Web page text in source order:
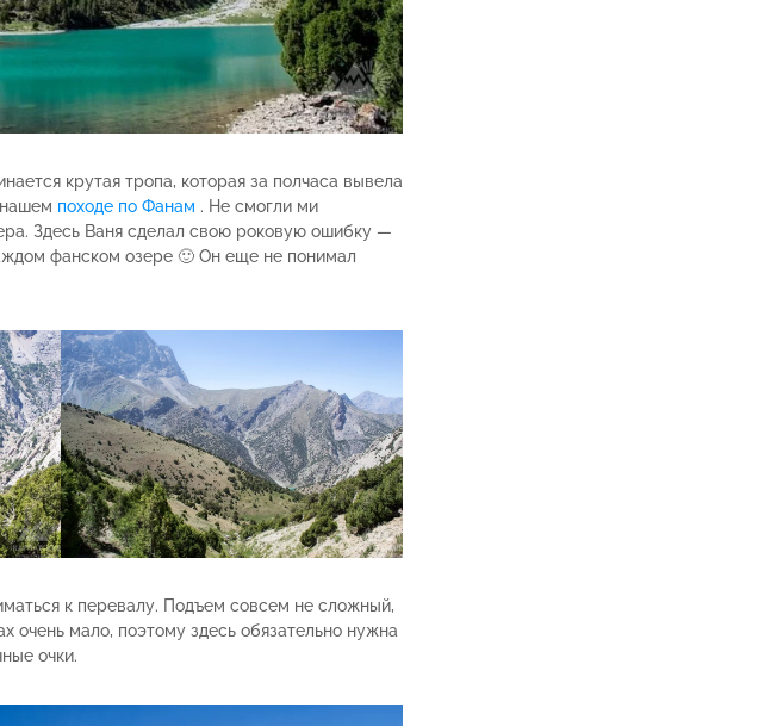
крутая тропа, которая за полчаса вывела
походе по Фанам . Не смогли ми
Здесь Ваня сделал свою роковую ошибку —
фанском озере 🙂 Он еще не понимал
к перевалу. Подъем совсем не сложный,
очень мало, поэтому здесь обязательно нужна
очки.